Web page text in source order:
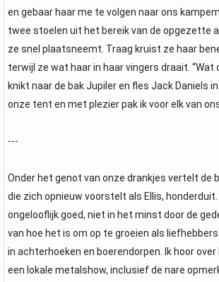
en gebaar haar me te volgen naar ons
twee stoelen uit het bereik van de opgezette
ze snel plaatsneemt. Traag kruist ze haar
terwijl ze wat haar in haar vingers draait. “Wat
knikt naar de bak Jupiler en fles Jack Daniels
onze tent en met plezier pak ik voor elk van
---
Onder het genot van onze drankjes vertelt de
die zich opnieuw voorstelt als Ellis, honderduit.
ongelooflijk goed, niet in het minst door de
van hoe het is om op te groeien als
in achterhoeken en boerendorpen. Ik hoor
een lokale metalshow, inclusief de nare